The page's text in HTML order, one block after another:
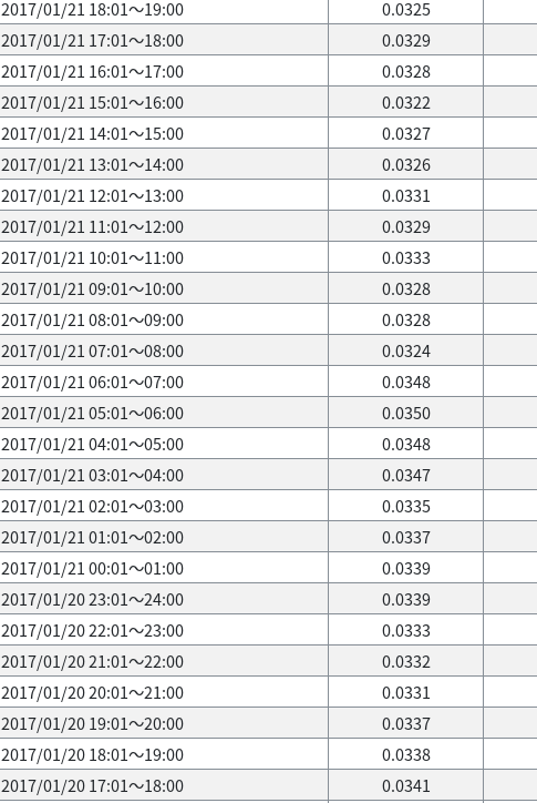
2017/01/21 18:01～19:00
0.0325
2017/01/21 17:01～18:00
0.0329
2017/01/21 16:01～17:00
0.0328
2017/01/21 15:01～16:00
0.0322
2017/01/21 14:01～15:00
0.0327
2017/01/21 13:01～14:00
0.0326
2017/01/21 12:01～13:00
0.0331
2017/01/21 11:01～12:00
0.0329
2017/01/21 10:01～11:00
0.0333
2017/01/21 09:01～10:00
0.0328
2017/01/21 08:01～09:00
0.0328
2017/01/21 07:01～08:00
0.0324
2017/01/21 06:01～07:00
0.0348
2017/01/21 05:01～06:00
0.0350
2017/01/21 04:01～05:00
0.0348
2017/01/21 03:01～04:00
0.0347
2017/01/21 02:01～03:00
0.0335
2017/01/21 01:01～02:00
0.0337
2017/01/21 00:01～01:00
0.0339
2017/01/20 23:01～24:00
0.0339
2017/01/20 22:01～23:00
0.0333
2017/01/20 21:01～22:00
0.0332
2017/01/20 20:01～21:00
0.0331
2017/01/20 19:01～20:00
0.0337
2017/01/20 18:01～19:00
0.0338
2017/01/20 17:01～18:00
0.0341